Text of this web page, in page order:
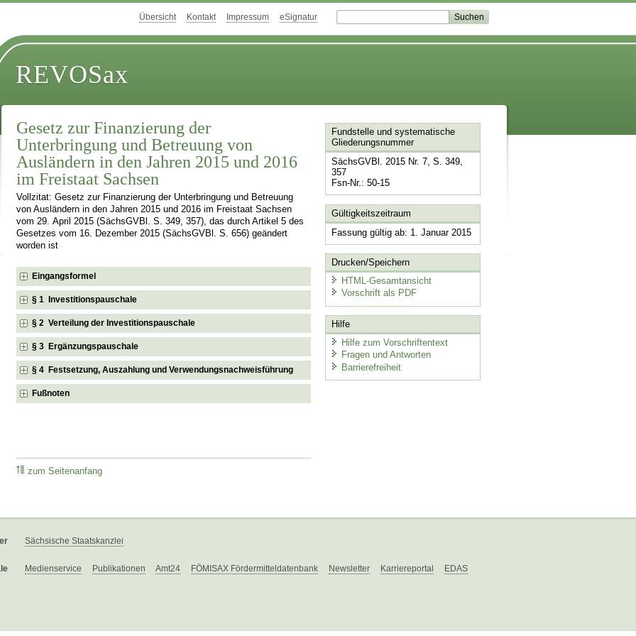
Übersicht Kontakt Impressum eSignatur
REVOSax
Gesetz zur Finanzierung der
Unterbringung und Betreuung von
Ausländern in den Jahren 2015 und 2016
im Freistaat Sachsen
Vollzitat: Gesetz zur Finanzierung der Unterbringung und Betreuung
von Ausländern in den Jahren 2015 und 2016 im Freistaat Sachsen
vom 29. April 2015 (SächsGVBl. S. 349, 357), das durch Artikel 5 des
Gesetzes vom 16. Dezember 2015 (SächsGVBl. S. 656) geändert
worden ist
Eingangsformel
§ 1 Investitionspauschale
§ 2 Verteilung der Investitionspauschale
§ 3 Ergänzungspauschale
§ 4 Festsetzung, Auszahlung und Verwendungsnachweisführung
Fußnoten
zum Seitenanfang
Fundstelle und systematische
Gliederungsnummer
SächsGVBl. 2015 Nr. 7, S. 349,
357
Fsn-Nr.: 50-15
Gültigkeitszeitraum
Fassung gültig ab: 1. Januar 2015
Drucken/Speichern
HTML-Gesamtansicht
Vorschrift als PDF
Hilfe
Hilfe zum Vorschriftentext
Fragen und Antworten
Barrierefreiheit
Sächsische Staatskanzlei
Medienservice Publikationen Amt24 FÖMISAX Fördermitteldatenbank Newsletter Karriereportal EDAS